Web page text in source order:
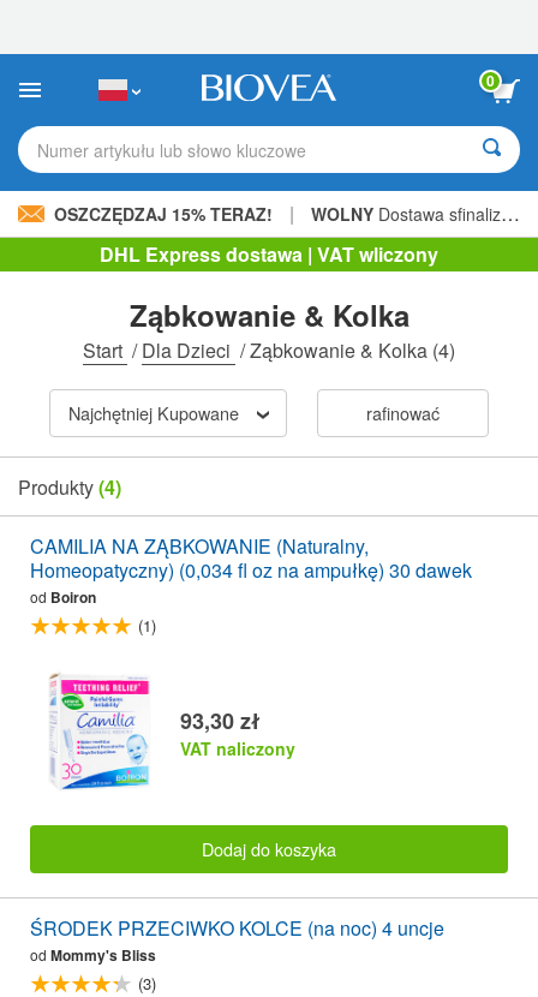
strona
internetowa
zawiera
ułatwień
dostępu.
0
Numer artykułu lub słowo kluczowe
OSZCZĘDZAJ 15% TERAZ! | WOLNY Dostawa sfinalizowana 206,00 zł »
DHL Express dostawa | VAT wliczony
Ząbkowanie & Kolka
Start /Dla Dzieci /Ząbkowanie & Kolka (4)
Najchętniej Kupowane rafinować
Produkty(4)
CAMILIA NA ZĄBKOWANIE (Naturalny,
Homeopatyczny) (0,034 fl oz na ampułkę) 30 dawek
od Boiron
(1)
93,30 zł
VAT naliczony
Dodaj do koszyka
ŚRODEK PRZECIWKO KOLCE (na noc) 4 uncje
od Mommy's Bliss
(3)